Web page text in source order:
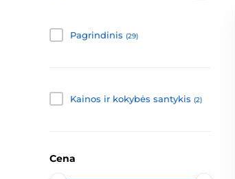
Pagrindinis (29)
Kainos ir kokybės santykis (2)
Cena